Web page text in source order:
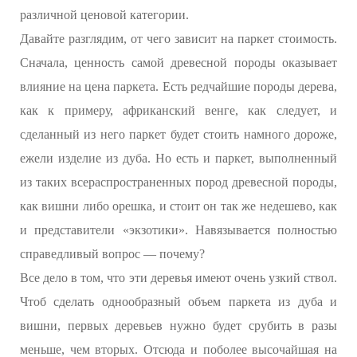
различной ценовой категории.
Давайте разглядим, от чего зависит на паркет стоимость.
Сначала, ценность самой древесной породы оказывает
влияние на цена паркета. Есть редчайшие породы дерева,
как к примеру, африканский венге, как следует, и
сделанный из него паркет будет стоить намного дороже,
ежели изделие из дуба. Но есть и паркет, выполненный
из таких всераспространенных пород древесной породы,
как вишни либо орешка, и стоит он так же недешево, как
и представители «экзотики». Навязывается полностью
справедливый вопрос — почему?
Все дело в том, что эти деревья имеют очень узкий ствол.
Чтоб сделать однообразный объем паркета из дуба и
вишни, первых деревьев нужно будет срубить в разы
меньше, чем вторых. Отсюда и поболее высочайшая на